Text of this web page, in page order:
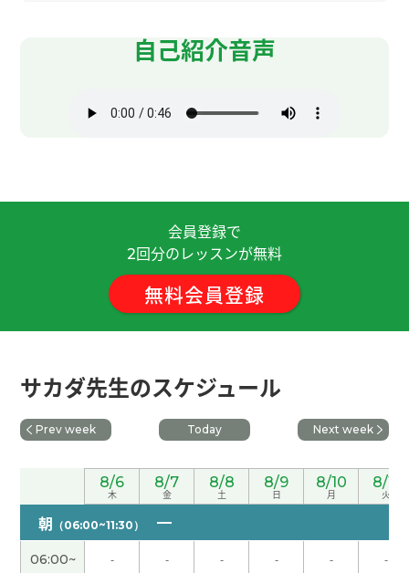
我也想看疯狂动物城！謝謝老師 ( 30代 男性 )
謝謝老師教我吃火鍋以後洗碗的辦法！ 下次見！
每次聊天時您都會為我寫下許多帶聲調的單字，這
樣不但能用來複習，也能讓我在上課時不會把不懂
的地方擱著不管，讓我感到非常滿意！( 30代 男性 )
私は子供なのですよｗ またお願いしますね
50代 男性 )
指導ありがとうございました またうちの猫の話を
しますね
自己紹介音声
会員登録で
2回分のレッスンが無料
無料会員登録
サカダ先生のスケジュール
Prev week Today Next week
8/6
木
8/7
金
8/8
土
8/9
日
8/10
月
8/11
火
朝 （06:00~11:30）
06:00~ - - - - - -